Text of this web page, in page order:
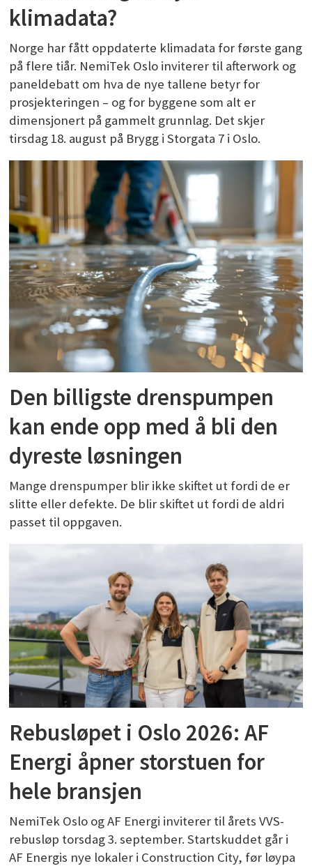
klimadata?
Norge har fått oppdaterte klimadata for første gang
på flere tiår. NemiTek Oslo inviterer til afterwork og
paneldebatt om hva de nye tallene betyr for
prosjekteringen – og for byggene som alt er
dimensjonert på gammelt grunnlag. Det skjer
tirsdag 18. august på Brygg i Storgata 7 i Oslo.
Den billigste drenspumpen
kan ende opp med å bli den
dyreste løsningen
Mange drenspumper blir ikke skiftet ut fordi de er
slitte eller defekte. De blir skiftet ut fordi de aldri
passet til oppgaven.
Rebusløpet i Oslo 2026: AF
Energi åpner storstuen for
hele bransjen
NemiTek Oslo og AF Energi inviterer til årets VVS-
rebusløp torsdag 3. september. Startskuddet går i
AF Energis nye lokaler i Construction City, før løypa